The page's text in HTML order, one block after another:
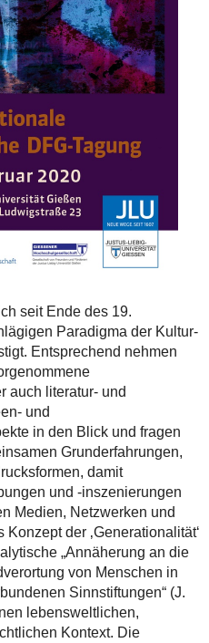
seit Ende des 19.
Paradigma der Kultur-
Entsprechend nehmen
auch literatur- und
und
in den Blick und fragen
Grunderfahrungen,
damit
und -inszenierungen
Medien, Netzwerken und
der ‚Generationalität‘
„Annäherung an die
von Menschen in
Sinnstiftungen“ (J.
lebensweltlichen,
Kontext. Die